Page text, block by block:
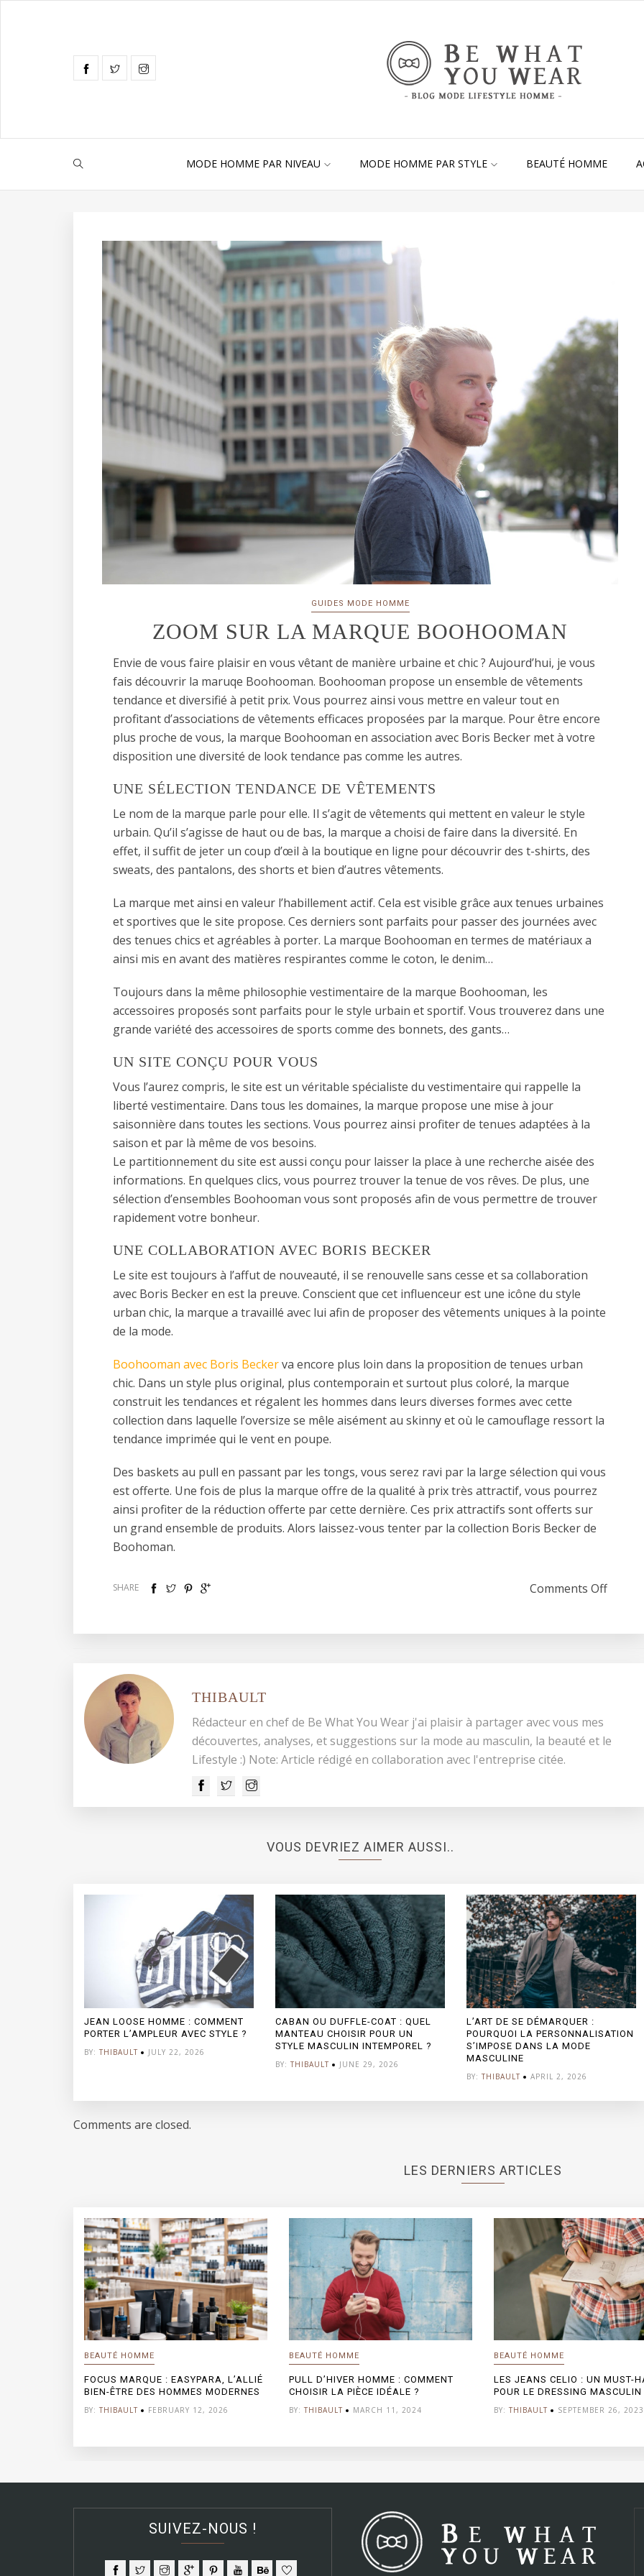
MODE HOMME PAR NIVEAU MODE HOMME PAR STYLE BEAUTÉ HOMME
GUIDES MODE HOMME
ZOOM SUR LA MARQUE BOOHOOMAN
Envie de vous faire plaisir en vous vêtant de manière urbaine et chic ? Aujourd’hui, je vous
fais découvrir la maruqe Boohooman. Boohooman propose un ensemble de vêtements
tendance et diversifié à petit prix. Vous pourrez ainsi vous mettre en valeur tout en
profitant d’associations de vêtements efficaces proposées par la marque. Pour être encore
plus proche de vous, la marque Boohooman en association avec Boris Becker met à votre
disposition une diversité de look tendance pas comme les autres.
UNE SÉLECTION TENDANCE DE VÊTEMENTS
Le nom de la marque parle pour elle. Il s’agit de vêtements qui mettent en valeur le style
urbain. Qu’il s’agisse de haut ou de bas, la marque a choisi de faire dans la diversité. En
effet, il suffit de jeter un coup d’œil à la boutique en ligne pour découvrir des t-shirts, des
sweats, des pantalons, des shorts et bien d’autres vêtements.
La marque met ainsi en valeur l’habillement actif. Cela est visible grâce aux tenues urbaines
et sportives que le site propose. Ces derniers sont parfaits pour passer des journées avec
des tenues chics et agréables à porter. La marque Boohooman en termes de matériaux a
ainsi mis en avant des matières respirantes comme le coton, le denim…
Toujours dans la même philosophie vestimentaire de la marque Boohooman, les
accessoires proposés sont parfaits pour le style urbain et sportif. Vous trouverez dans une
grande variété des accessoires de sports comme des bonnets, des gants…
UN SITE CONÇU POUR VOUS
Vous l’aurez compris, le site est un véritable spécialiste du vestimentaire qui rappelle la
liberté vestimentaire. Dans tous les domaines, la marque propose une mise à jour
saisonnière dans toutes les sections. Vous pourrez ainsi profiter de tenues adaptées à la
saison et par là même de vos besoins.
Le partitionnement du site est aussi conçu pour laisser la place à une recherche aisée des
informations. En quelques clics, vous pourrez trouver la tenue de vos rêves. De plus, une
sélection d’ensembles Boohooman vous sont proposés afin de vous permettre de trouver
rapidement votre bonheur.
UNE COLLABORATION AVEC BORIS BECKER
Le site est toujours à l’affut de nouveauté, il se renouvelle sans cesse et sa collaboration
avec Boris Becker en est la preuve. Conscient que cet influenceur est une icône du style
urban chic, la marque a travaillé avec lui afin de proposer des vêtements uniques à la pointe
de la mode.
Boohooman avec Boris Beckerva encore plus loin dans la proposition de tenues urban
chic. Dans un style plus original, plus contemporain et surtout plus coloré, la marque
construit les tendances et régalent les hommes dans leurs diverses formes avec cette
collection dans laquelle l’oversize se mêle aisément au skinny et où le camouflage ressort la
tendance imprimée qui le vent en poupe.
Des baskets au pull en passant par les tongs, vous serez ravi par la large sélection qui vous
est offerte. Une fois de plus la marque offre de la qualité à prix très attractif, vous pourrez
ainsi profiter de la réduction offerte par cette dernière. Ces prix attractifs sont offerts sur
un grand ensemble de produits. Alors laissez-vous tenter par la collection Boris Becker de
Boohoman.
SHARE Comments Offon
THIBAULT
Rédacteur en chef de Be What You Wear j'ai plaisir à partager avec vous mes
découvertes, analyses, et suggestions sur la mode au masculin, la beauté et le
Lifestyle :) Note: Article rédigé en collaboration avec l'entreprise citée.
VOUS DEVRIEZ AIMER AUSSI..
JEAN LOOSE HOMME : COMMENT
PORTER L’AMPLEUR AVEC STYLE ?
BY: THIBAULT JULY 22, 2026
CABAN OU DUFFLE-COAT : QUEL
MANTEAU CHOISIR POUR UN
STYLE MASCULIN INTEMPOREL ?
BY: THIBAULT JUNE 29, 2026
L’ART DE SE DÉMARQUER :
POURQUOI LA PERSONNALISATION
S’IMPOSE DANS LA MODE
MASCULINE
BY: THIBAULT APRIL 2, 2026
Comments are closed.
LES DERNIERS ARTICLES
BEAUTÉ HOMME
FOCUS MARQUE : EASYPARA, L’ALLIÉ
BIEN-ÊTRE DES HOMMES MODERNES
BY: THIBAULT FEBRUARY 12, 2026
BEAUTÉ HOMME
PULL D’HIVER HOMME : COMMENT
CHOISIR LA PIÈCE IDÉALE ?
BY: THIBAULT MARCH 11, 2024
BEAUTÉ HOMME
LES JEANS CELIO : UN MUST-
POUR LE DRESSING MASCULIN
BY: THIBAULT SEPTEMBER 26, 2023
SUIVEZ-NOUS !